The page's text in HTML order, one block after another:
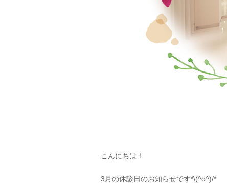
こんにちは！
3月の休診日のお知らせです*\(^o^)/*